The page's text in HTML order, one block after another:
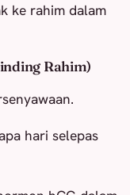
ke rahim dalam
Rahim)
hari selepas